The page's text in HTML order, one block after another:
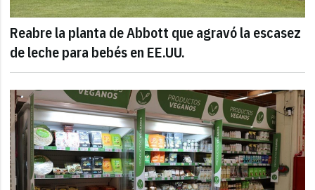
Reabre la planta de Abbott que agravó la escasez
de leche para bebés en EE.UU.